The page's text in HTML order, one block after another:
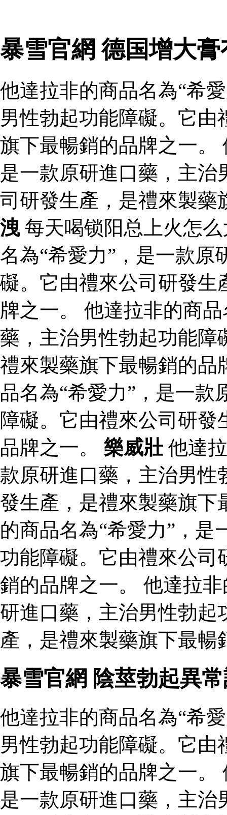
暴雪官網 德国增大
他達拉非的商品名為“希
男性勃起功能障礙。它
旗下最暢銷的品牌之一。
是一款原研進口藥，主
司研發生產，是禮來製藥
洩 每天喝锁阳总上火怎
名為“希愛力”，是一款
礙。它由禮來公司研發生
牌之一。 他達拉非的商
藥，主治男性勃起功能障
禮來製藥旗下最暢銷的品
品名為“希愛力”，是一
障礙。它由禮來公司研
品牌之一。 樂威壯他達
款原研進口藥，主治男性
發生產，是禮來製藥旗下
的商品名為“希愛力”，
功能障礙。它由禮來公司
銷的品牌之一。 他達拉
研進口藥，主治男性勃起
產，是禮來製藥旗下最暢
暴雪官網 陰莖勃起異
他達拉非的商品名為“希
男性勃起功能障礙。它
旗下最暢銷的品牌之一。
是一款原研進口藥，主